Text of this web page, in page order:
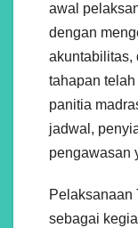
awal
dengan
akuntabilitas,
tahapan
panitia
jadwal,
pengawasan
Pelaksanaan
sebagai